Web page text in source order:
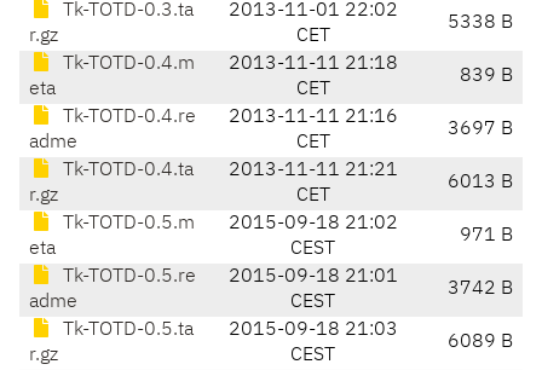
Tk-TOTD-0.3.ta
r.gz
2013-11-01 22:02
CET
5338 B
Tk-TOTD-0.4.m
eta
2013-11-11 21:18
CET
839 B
Tk-TOTD-0.4.re
adme
2013-11-11 21:16
CET
3697 B
Tk-TOTD-0.4.ta
r.gz
2013-11-11 21:21
CET
6013 B
Tk-TOTD-0.5.m
eta
2015-09-18 21:02
CEST
971 B
Tk-TOTD-0.5.re
adme
2015-09-18 21:01
CEST
3742 B
Tk-TOTD-0.5.ta
r.gz
2015-09-18 21:03
CEST
6089 B